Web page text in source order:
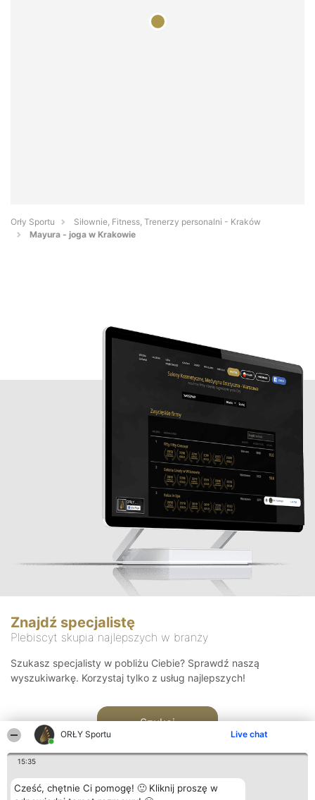
ORŁY Sportu Live chat
15:35
Cześć, chętnie Ci pomogę! 🙂 Kliknij proszę w
Orły Sportu
Siłownie, Fitness, Trenerzy personalni - Kraków
Mayura - joga w Krakowie
Znajdź specjalistę
Plebiscyt skupia najlepszych w branży
Szukasz specjalisty w pobliżu Ciebie? Sprawdź naszą
wyszukiwarkę. Korzystaj tylko z usług najlepszych!
Szukaj